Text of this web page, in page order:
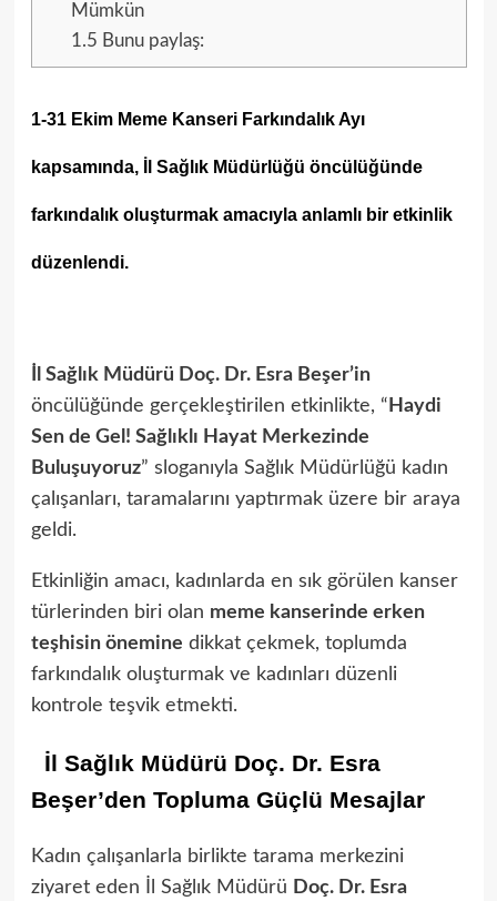
Mümkün
1.5 Bunu paylaş:
1-31 Ekim Meme Kanseri Farkındalık Ayı
kapsamında, İl Sağlık Müdürlüğü öncülüğünde
farkındalık oluşturmak amacıyla anlamlı bir etkinlik
düzenlendi.
İl Sağlık Müdürü Doç. Dr. Esra Beşer’in
öncülüğünde gerçekleştirilen etkinlikte, “ Haydi
Sen de Gel! Sağlıklı Hayat Merkezinde
Buluşuyoruz” sloganıyla Sağlık Müdürlüğü kadın
çalışanları, taramalarını yaptırmak üzere bir araya
geldi.
Etkinliğin amacı, kadınlarda en sık görülen kanser
türlerinden biri olan meme kanserinde erken
teşhisin önemine dikkat çekmek, toplumda
farkındalık oluşturmak ve kadınları düzenli
kontrole teşvik etmekti.
İl Sağlık Müdürü Doç. Dr. Esra
Beşer’den Topluma Güçlü Mesajlar
Kadın çalışanlarla birlikte tarama merkezini
ziyaret eden İl Sağlık Müdürü Doç. Dr. Esra